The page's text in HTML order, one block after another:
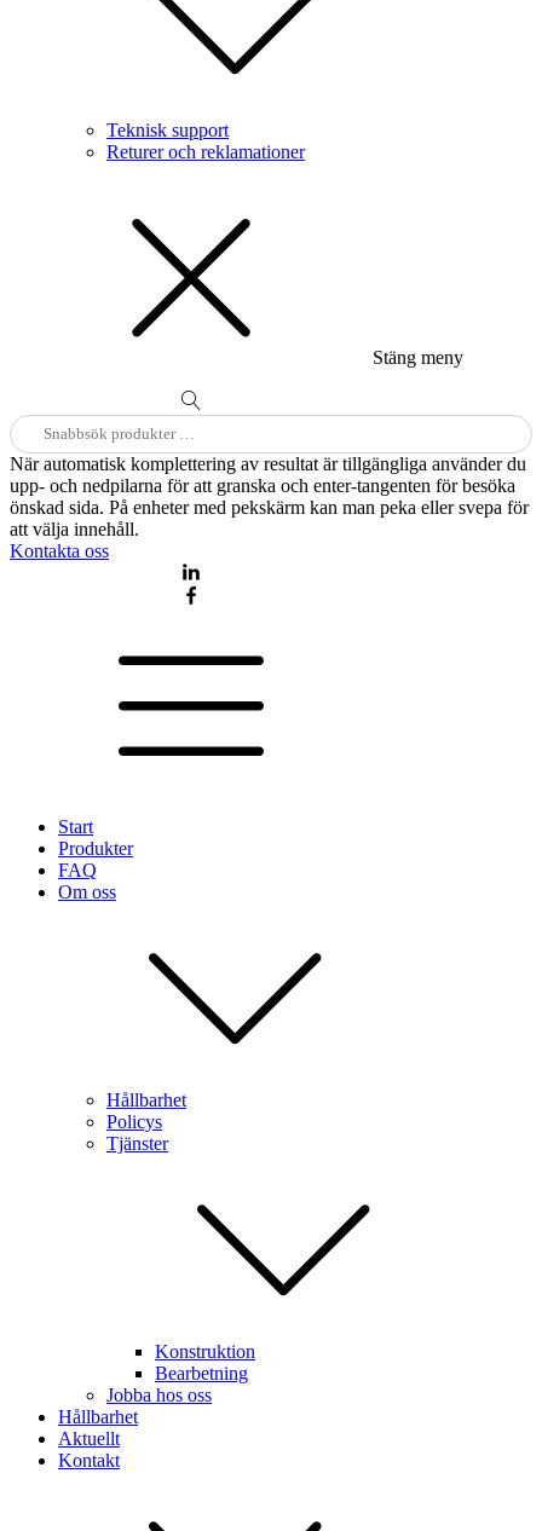
Teknisk support
Returer och reklamationer
Stäng meny
Sök
efter:
När automatisk komplettering av resultat är tillgängliga använder du
upp- och nedpilarna för att granska och enter-tangenten för besöka
önskad sida. På enheter med pekskärm kan man peka eller svepa för
att välja innehåll.
Kontakta oss
Start
Produkter
FAQ
Om oss
Hållbarhet
Policys
Tjänster
Konstruktion
Bearbetning
Jobba hos oss
Hållbarhet
Aktuellt
Kontakt